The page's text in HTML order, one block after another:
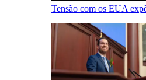
Tensão com os EUA